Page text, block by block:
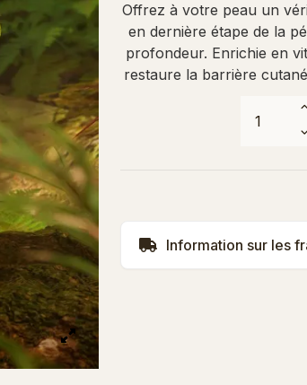
Offrez à votre peau un
en dernière étape de la
profondeur. Enrichie en
restaure la barrière
Information sur les